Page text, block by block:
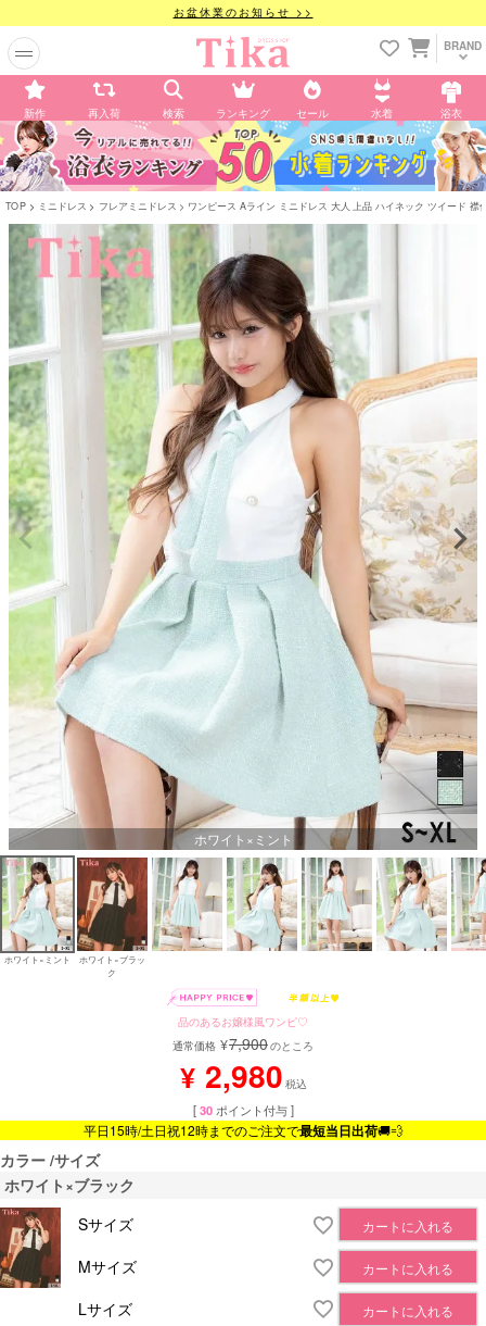
お盆休業のお知らせ >>
BRAND
新作 再入荷 検索 ランキング セール 水着 浴衣
TOP ミニドレス フレアミニドレス ワンピース Aライン ミニドレス 大人 上品 ハイネック ツイード
ホワイト×ミント
ホワイト×ミント
ホワイト×ブラッ
ク
品のあるお嬢様風ワンピ♡
通常価格 ¥7,900のところ
¥ 2,980 税込
[ 30 ポイント付与 ]
平日15時/土日祝12時までのご注文で最短当日出荷🚚💨
カラー サイズ
ホワイト×ブラック
Sサイズ
カートに入れる
Mサイズ カートに入れる
Lサイズ カートに入れる